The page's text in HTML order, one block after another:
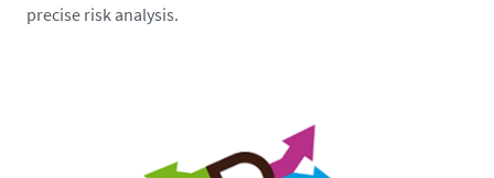
precise risk analysis.